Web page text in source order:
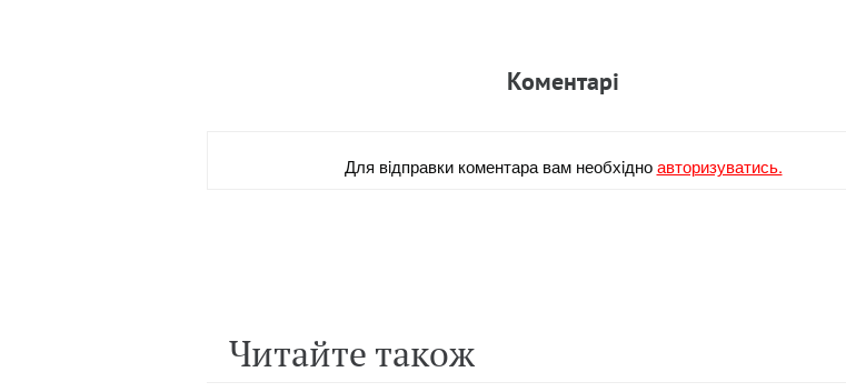
Коментарi
Для вiдправки коментара вам необхiдноавторизуватись.
Читайте також